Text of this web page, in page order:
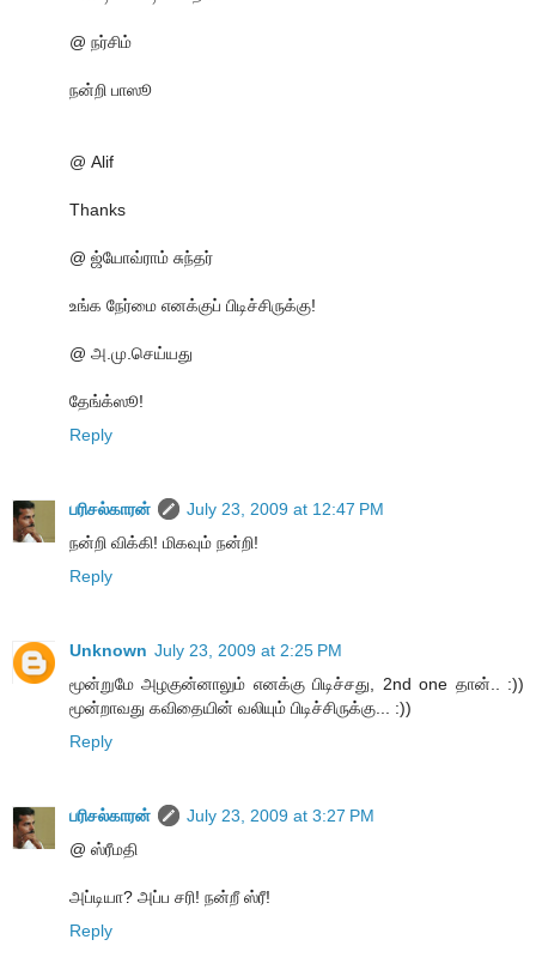
@ நர்சிம்
நன்றி பாஸூ
@ Alif
Thanks
@ ஜ்யோவ்ராம் சுந்தர்
உங்க நேர்மை எனக்குப் பிடிச்சிருக்கு!
@ அ.மு.செய்யது
தேங்க்ஸூ!
Reply
பரிசல்காரன்
July 23, 2009 at 12:47 PM
நன்றி விக்கி! மிகவும் நன்றி!
Reply
Unknown July 23, 2009 at 2:25 PM
மூன்றுமே அழகுன்னாலும் எனக்கு பிடிச்சது, 2nd one தான்.. :))
மூன்றாவது கவிதையின் வலியும் பிடிச்சிருக்கு... :))
Reply
பரிசல்காரன்
July 23, 2009 at 3:27 PM
@ ஸ்ரீமதி
அப்டியா? அப்ப சரி! நன்றீ ஸ்ரீ!
Reply